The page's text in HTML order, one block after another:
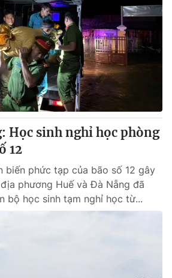
Truyền hình Việt Nam
báo VTV
in và báo điện tử số 483/GP-BTTTT
Thủy
Thị Mỹ Hạnh, Phạm Quốc Thắng,
355 931 - 024.38 355 932
024.66 897 897
Học sinh nghỉ học phòng
12
biến phức tạp của bão số 12 gây
phương Huế và Đà Nẵng đã
bộ học sinh tạm nghỉ học từ...